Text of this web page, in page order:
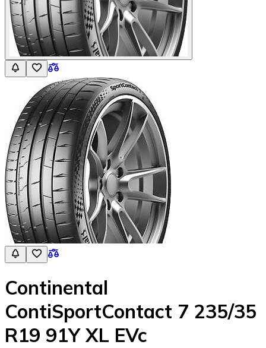
Continental
ContiSportContact 7 235/35
R19 91Y XL EVc